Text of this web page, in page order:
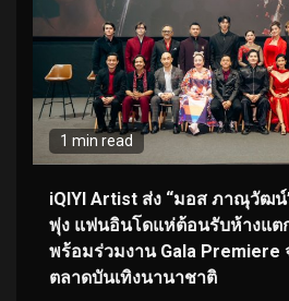
1 min read
iQIYI Artist ส่ง “มอส ภาณุวัฒน์
พุ่ง แฟนอินโดแห่ต้อนรับห้างแต
พร้อมร่วมงาน Gala Premiere
ตลาดบันเทิงนานาชาติ